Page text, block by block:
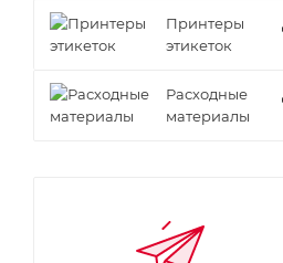
Принтеры
этикеток
Расходные
материалы